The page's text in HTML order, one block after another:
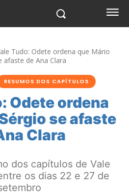
Tudo: Odete ordena que Mário
afaste de Ana Clara
RESUMOS DOS CAPÍTULOS
Odete ordena
se afaste
Clara
dos capítulos de Vale
os dias 22 e 27 de